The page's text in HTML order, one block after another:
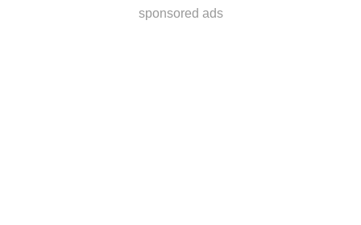
sponsored ads